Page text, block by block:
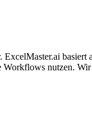
basiert
nutzen.